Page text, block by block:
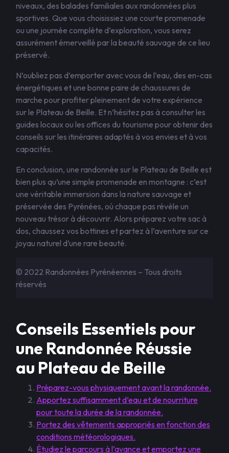
niveaux, des balades familiales aux randonnées plus
sportives. Que vous choisissiez une courte promenade
ou une journée complète d’exploration, vous serez
assurément émerveillé par la beauté sauvage de ce lieu
préservé.
N’oubliez pas d’emporter avec vous de l’eau, des en-cas
énergétiques et une bonne paire de chaussures de
marche pour profiter pleinement de votre expérience
sur le Plateau de Beille. Et n’hésitez pas à consulter les
guides locaux ou les offices du tourisme pour obtenir des
conseils sur les itinéraires adaptés à vos envies et à vos
capacités.
En conclusion, une randonnée sur le Plateau de Beille est
bien plus qu’une simple promenade en montagne : c’est
une véritable immersion dans la nature sauvage et
préservée des Pyrénées, où chaque pas révèle un
nouveau trésor à découvrir. Alors préparez votre sac à
dos, chaussez vos bottines et partez à l’aventure sur ce
joyau naturel d’une rare beauté.
© 2022 Randonnées Pyrénéennes – Tous droits
réservés
Conseils Essentiels pour
une Randonnée Réussie
au Plateau de Beille
Préparez-vous physiquement avant la randonnée.
Apportez suffisamment d’eau et de nourriture
pour toute la durée de la randonnée.
Portez des vêtements appropriés en fonction des
conditions météorologiques.
Étudiez le parcours à l’avance et emportez une